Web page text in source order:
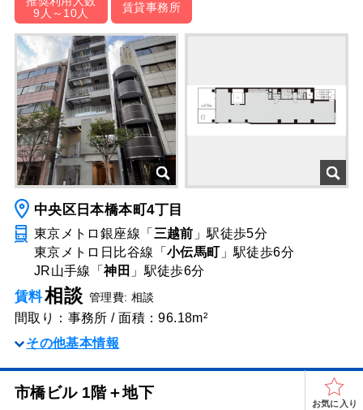
9人～10人
賃貸事務所
中央区日本橋本町4丁目
東京メトロ銀座線「 三越前 」駅徒歩5分
東京メトロ日比谷線「 小伝馬町 」駅徒歩6分
JR山手線「神田 」駅徒歩6分
賃料相談 管理費: 相談
間取り：事務所 / 面積：96.18m²
その他基本情報
市橋ビル 1階＋地下
お気に入り